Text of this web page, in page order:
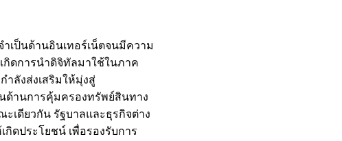
เป็นด้านอินเทอร์เน็ตจนมีความ
กิดการนำดิจิทัลมาใช้ในภาค
ำลังส่งเสริมให้มุ่งสู่
ด้านการคุ้มครองทรัพย์สินทาง
เดียวกัน รัฐบาลและธุรกิจต่าง
กิดประโยชน์ เพื่อรองรับการ